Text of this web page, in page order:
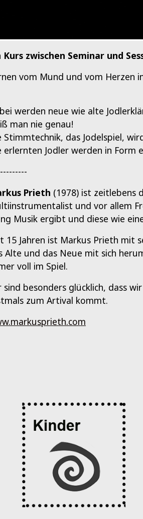
Kurs zwischen Seminar und
vom Mund und vom Herzen
werden neue wie alte
man nie genau!
Stimmtechnik, das Jodelspiel,
erlernten Jodler werden in Form
Prieth (1978) ist zeitlebens
und vor allem
Musik ergibt und diese wie
15 Jahren ist Markus Prieth mit
Alte und das Neue mit sich
voll im Spiel.
sind besonders glücklich, dass
zum Artival kommt.